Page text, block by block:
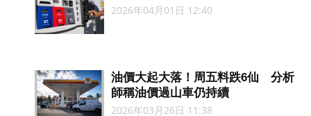
2026年04月01日 12:40
油價大起大落！周五料跌6仙 分析
師稱油價過山車仍持續
2026年03月26日 11:38